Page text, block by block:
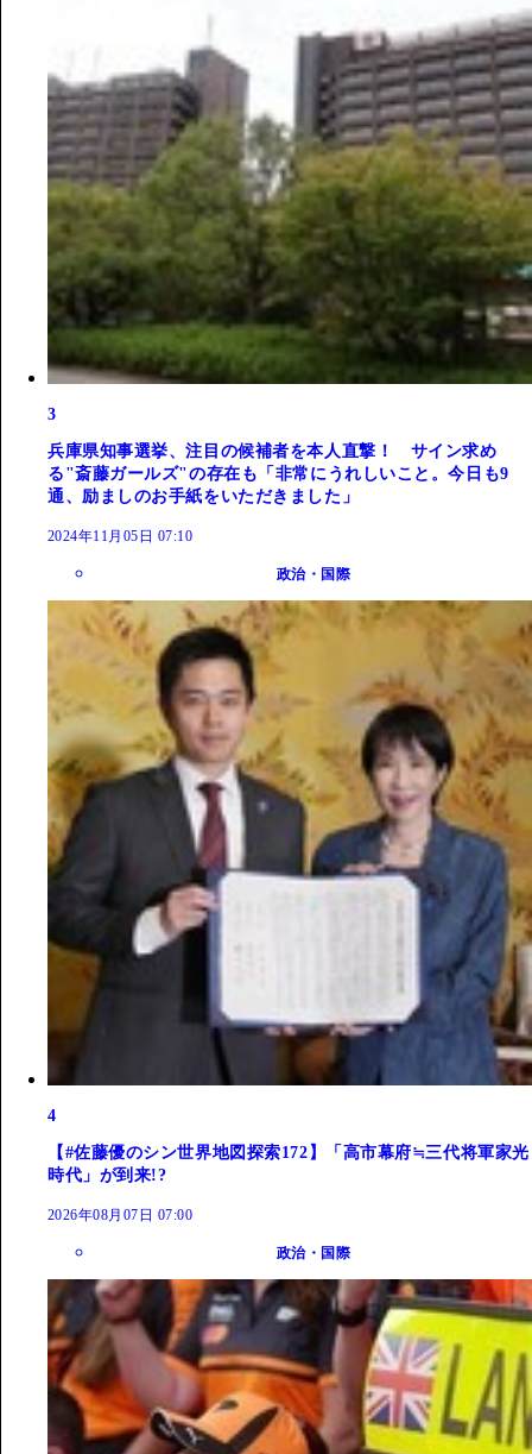
3
兵庫県知事選挙、注目の候補者を本人直撃！ サイン求め
る"斎藤ガールズ"の存在も「非常にうれしいこと。今日も9
通、励ましのお手紙をいただきました」
2024年11月05日 07:10
政治・国際
4
【#佐藤優のシン世界地図探索172】「高市幕府≒三代将軍家光
時代」が到来!?
2026年08月07日 07:00
政治・国際